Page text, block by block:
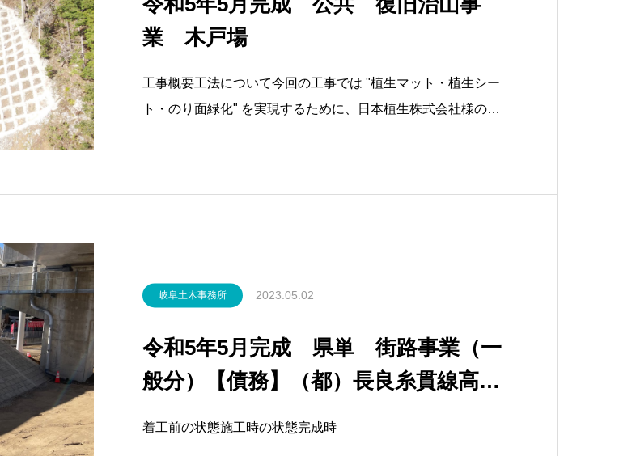
業 木戸場
工事概要工法について今回の工事では "植生マット・植生シー
ト・のり面緑化" を実現するために、日本植生株式会社様の
岐阜土木事務所 2023.05.02
令和5年5月完成 県単 街路事業（一
般分）【債務】（都）長良糸貫線高架
橋斜路付階段基礎工事
着工前の状態施工時の状態完成時